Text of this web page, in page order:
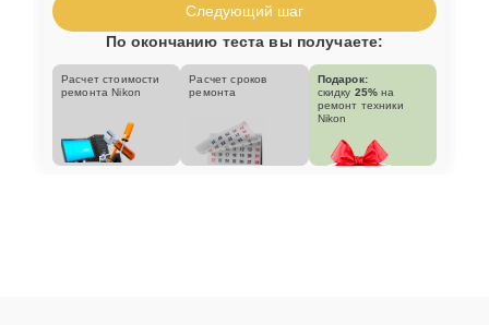
Следующий шаг
По окончанию теста вы получаете:
Расчет стоимости
ремонта Nikon
Расчет сроков
ремонта
Подарок:
скидку 25% на
ремонт техники
Nikon